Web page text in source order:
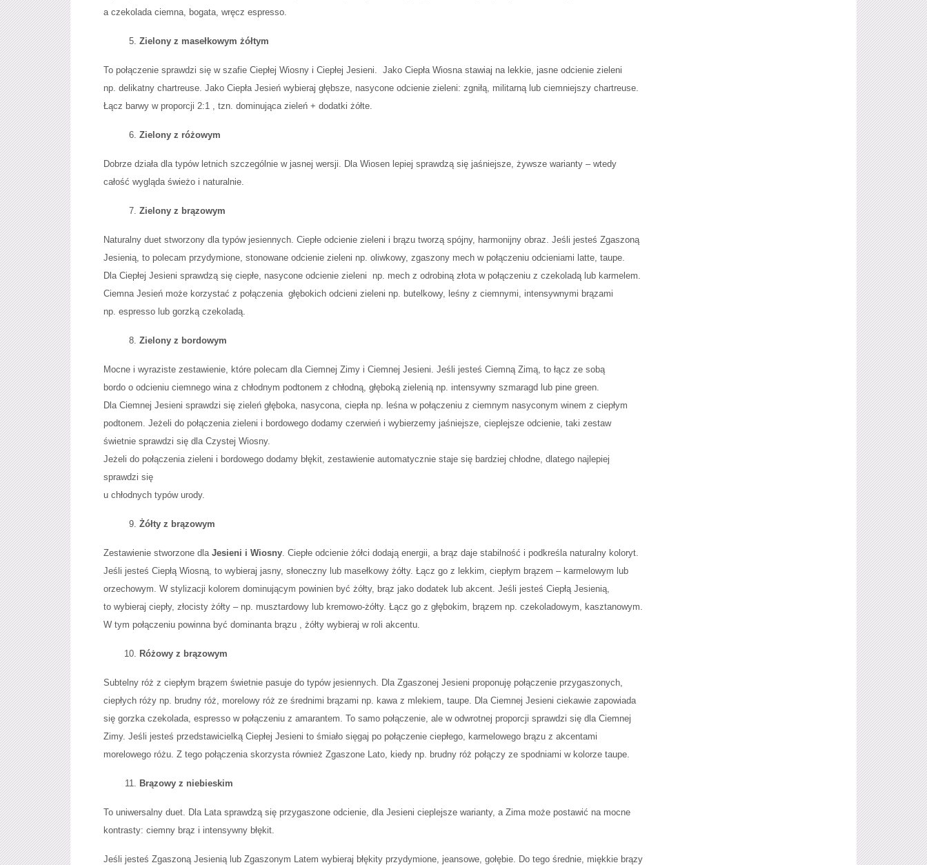
a czekolada ciemna, bogata, wręcz espresso.
Zielony z masełkowym żółtym
To połączenie sprawdzi się w szafie Ciepłej Wiosny i Ciepłej Jesieni. Jako Ciepła Wiosna stawiaj na lekkie, jasne odcienie zieleni
np. delikatny chartreuse. Jako Ciepła Jesień wybieraj głębsze, nasycone odcienie zieleni: zgniłą, militarną lub ciemniejszy chartreuse.
Łącz barwy w proporcji 2:1 , tzn. dominująca zieleń + dodatki żółte.
Zielony z różowym
Dobrze działa dla typów letnich szczególnie w jasnej wersji. Dla Wiosen lepiej sprawdzą się jaśniejsze, żywsze warianty – wtedy
całość wygląda świeżo i naturalnie.
Zielony z brązowym
Naturalny duet stworzony dla typów jesiennych. Ciepłe odcienie zieleni i brązu tworzą spójny, harmonijny obraz. Jeśli jesteś Zgaszoną
Jesienią, to polecam przydymione, stonowane odcienie zieleni np. oliwkowy, zgaszony mech w połączeniu odcieniami latte, taupe.
Dla Ciepłej Jesieni sprawdzą się ciepłe, nasycone odcienie zieleni np. mech z odrobiną złota w połączeniu z czekoladą lub karmelem.
Ciemna Jesień może korzystać z połączenia głębokich odcieni zieleni np. butelkowy, leśny z ciemnymi, intensywnymi brązami
np. espresso lub gorzką czekoladą.
Zielony z bordowym
Mocne i wyraziste zestawienie, które polecam dla Ciemnej Zimy i Ciemnej Jesieni. Jeśli jesteś Ciemną Zimą, to łącz ze sobą
bordo o odcieniu ciemnego wina z chłodnym podtonem z chłodną, głęboką zielenią np. intensywny szmaragd lub pine green.
Dla Ciemnej Jesieni sprawdzi się zieleń głęboka, nasycona, ciepła np. leśna w połączeniu z ciemnym nasyconym winem z ciepłym
podtonem. Jeżeli do połączenia zieleni i bordowego dodamy czerwień i wybierzemy jaśniejsze, cieplejsze odcienie, taki zestaw
świetnie sprawdzi się dla Czystej Wiosny.
Jeżeli do połączenia zieleni i bordowego dodamy błękit, zestawienie automatycznie staje się bardziej chłodne, dlatego najlepiej
sprawdzi się
u chłodnych typów urody.
Żółty z brązowym
Zestawienie stworzone dla Jesieni i Wiosny . Ciepłe odcienie żółci dodają energii, a brąz daje stabilność i podkreśla naturalny koloryt.
Jeśli jesteś Ciepłą Wiosną, to wybieraj jasny, słoneczny lub masełkowy żółty. Łącz go z lekkim, ciepłym brązem – karmelowym lub
orzechowym. W stylizacji kolorem dominującym powinien być żółty, brąz jako dodatek lub akcent. Jeśli jesteś Ciepłą Jesienią,
to wybieraj ciepły, złocisty żółty – np. musztardowy lub kremowo-żółty. Łącz go z głębokim, brązem np. czekoladowym, kasztanowym.
W tym połączeniu powinna być dominanta brązu , żółty wybieraj w roli akcentu.
Różowy z brązowym
Subtelny róż z ciepłym brązem świetnie pasuje do typów jesiennych. Dla Zgaszonej Jesieni proponuję połączenie przygaszonych,
ciepłych róży np. brudny róż, morelowy róż ze średnimi brązami np. kawa z mlekiem, taupe. Dla Ciemnej Jesieni ciekawie zapowiada
się gorzka czekolada, espresso w połączeniu z amarantem. To samo połączenie, ale w odwrotnej proporcji sprawdzi się dla Ciemnej
Zimy. Jeśli jesteś przedstawicielką Ciepłej Jesieni to śmiało sięgaj po połączenie ciepłego, karmelowego brązu z akcentami
morelowego różu. Z tego połączenia skorzysta również Zgaszone Lato, kiedy np. brudny róż połączy ze spodniami w kolorze taupe.
Brązowy z niebieskim
To uniwersalny duet. Dla Lata sprawdzą się przygaszone odcienie, dla Jesieni cieplejsze warianty, a Zima może postawić na mocne
kontrasty: ciemny brąz i intensywny błękit.
Jeśli jesteś Zgaszoną Jesienią lub Zgaszonym Latem wybieraj błękity przydymione, jeansowe, gołębie. Do tego średnie, miękkie brązy